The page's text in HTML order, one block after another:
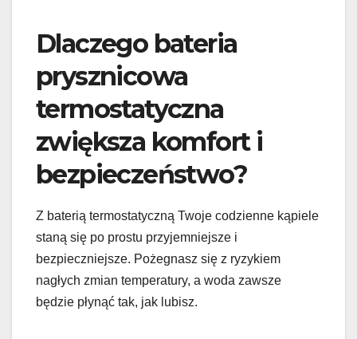
Dlaczego bateria
prysznicowa
termostatyczna
zwiększa komfort i
bezpieczeństwo?
Z baterią termostatyczną Twoje codzienne kąpiele
staną się po prostu przyjemniejsze i
bezpieczniejsze. Pożegnasz się z ryzykiem
nagłych zmian temperatury, a woda zawsze
będzie płynąć tak, jak lubisz.